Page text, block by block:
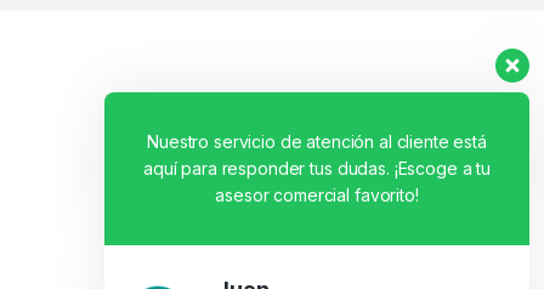
Nuestro servicio de atención al cliente está
aquí para responder tus dudas. ¡Escoge a tu
asesor comercial favorito!